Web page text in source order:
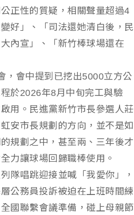
正性的質疑，相關聲量超過4
好」、「司法還她清白後，民
內宣」、「新竹棒球場還在
，會中提到已挖出5000立方公
於2026年8月中旬完工與驗
用。民進黨新竹市長參選人莊
安市長規劃的方向，並不是如
規劃之中，甚至兩、三年後才
力讓球場回歸職棒使用。
隊唱跳迎接並喊「我愛你」，
公務員投訴被迫在上班時間練
國聯繫會議準備，碰上母親節